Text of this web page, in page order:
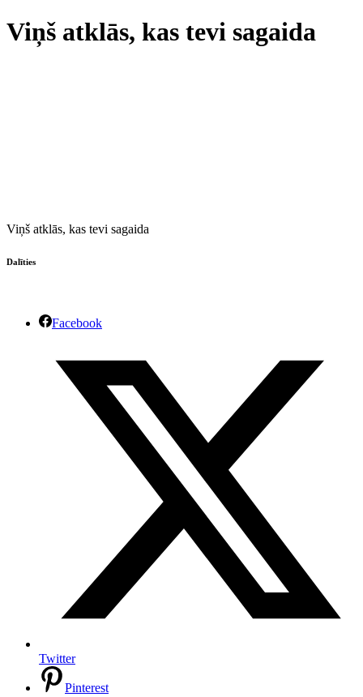
Viņš atklās, kas tevi sagaida
Viņš atklās, kas tevi sagaida
Dalīties
Facebook
Twitter
Pinterest